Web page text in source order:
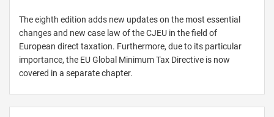
The eighth edition adds new updates on the most essential
changes and new case law of the CJEU in the field of
European direct taxation. Furthermore, due to its particular
importance, the EU Global Minimum Tax Directive is now
covered in a separate chapter.